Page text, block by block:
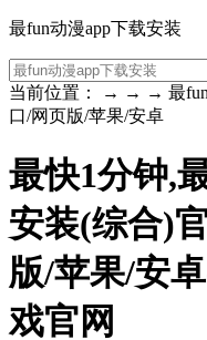
最fun动漫app下载安装
当前位置： → → → 最fun
口/网页版/苹果/安卓
最快1分钟,
安装(综合)
版/苹果/安
戏官网